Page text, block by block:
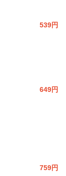
539円
649円
759円